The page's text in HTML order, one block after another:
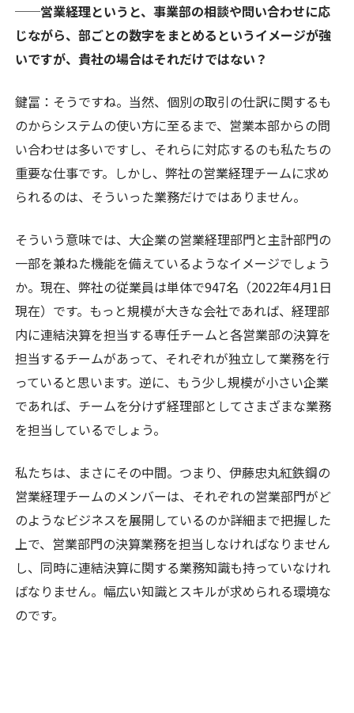
──営業経理というと、事業部の相談や問い合わせに応
じながら、部ごとの数字をまとめるというイメージが強
いですが、貴社の場合はそれだけではない？
鍵冨 ：そうですね。当然、個別の取引の仕訳に関するも
のからシステムの使い方に至るまで、営業本部からの問
い合わせは多いですし、それらに対応するのも私たちの
重要な仕事です。しかし、弊社の営業経理チームに求め
られるのは、そういった業務だけではありません。
そういう意味では、大企業の営業経理部門と主計部門の
一部を兼ねた機能を備えているようなイメージでしょう
か。現在、弊社の従業員は単体で947名（2022年4月1日
現在）です。もっと規模が大きな会社であれば、経理部
内に連結決算を担当する専任チームと各営業部の決算を
担当するチームがあって、それぞれが独立して業務を行
っていると思います。逆に、もう少し規模が小さい企業
であれば、チームを分けず経理部としてさまざまな業務
を担当しているでしょう。
私たちは、まさにその中間。つまり、伊藤忠丸紅鉄鋼の
営業経理チームのメンバーは、それぞれの営業部門がど
のようなビジネスを展開しているのか詳細まで把握した
上で、営業部門の決算業務を担当しなければなりません
し、同時に連結決算に関する業務知識も持っていなけれ
ばなりません。幅広い知識とスキルが求められる環境な
のです。